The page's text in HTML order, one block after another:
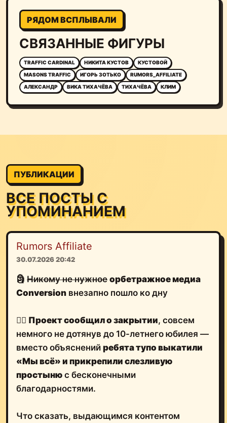
РЯДОМ ВСПЛЫВАЛИ
СВЯЗАННЫЕ ФИГУРЫ
TRAFFIC CARDINAL НИКИТА КУСТОВ
КУСТОВОЙ
MASONS TRAFFIC
ИГОРЬ ЗОТЬКО
RUMORS_AFFILIATE
АЛЕКСАНДР
ВИКА ТИХАЧЁВА ТИХАЧЁВА КЛИМ
ПУБЛИКАЦИИ
ВСЕ ПОСТЫ С
УПОМИНАНИЕМ
Rumors Affiliate
30.07.2026 20:42
🗿 Никому не нужное орбетражное медиа
Conversion внезапно пошло ко дну
🤷‍♂️ Проект сообщил о закрытии, совсем
немного не дотянув до 10-летнего юбилея —
вместо объяснений ребята тупо выкатили
«Мы всё» и прикрепили слезливую
простыню с бесконечными
благодарностями.
Что сказать, выдающимся контентом